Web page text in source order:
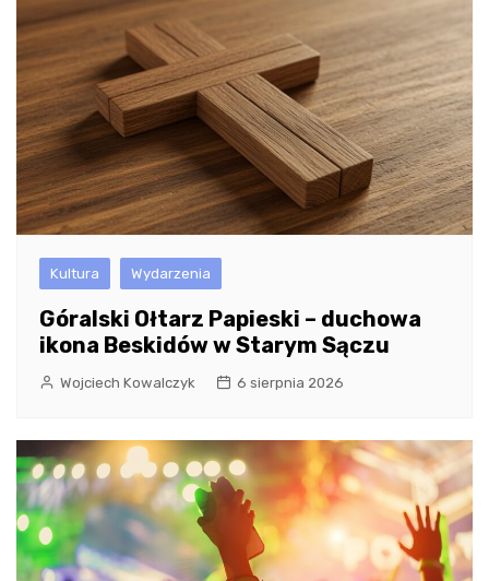
Kultura Wydarzenia
Góralski Ołtarz Papieski – duchowa
ikona Beskidów w Starym Sączu
Wojciech Kowalczyk 6 sierpnia 2026